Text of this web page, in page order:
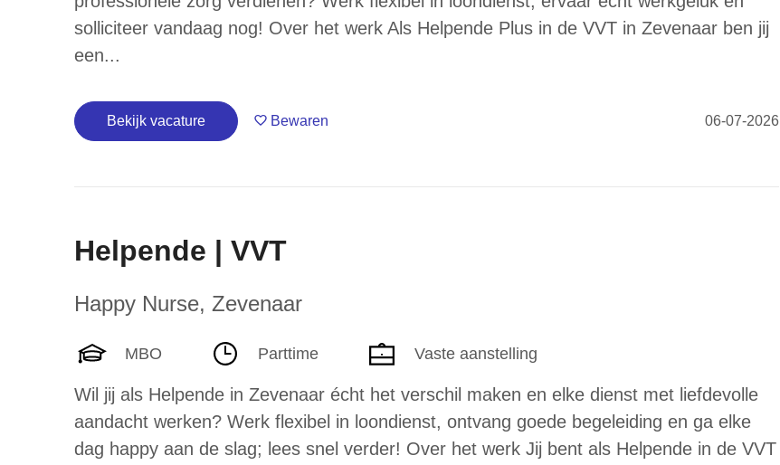
solliciteer vandaag nog! Over het werk Als Helpende Plus in de VVT in Zevenaar ben jij
een...
Bekijk vacature Bewaren 06-07-2026
Helpende | VVT
Happy Nurse, Zevenaar
MBO Parttime Vaste aanstelling
Wil jij als Helpende in Zevenaar écht het verschil maken en elke dienst met liefdevolle
aandacht werken? Werk flexibel in loondienst, ontvang goede begeleiding en ga elke
dag happy aan de slag; lees snel verder! Over het werk Jij bent als Helpende in de VVT